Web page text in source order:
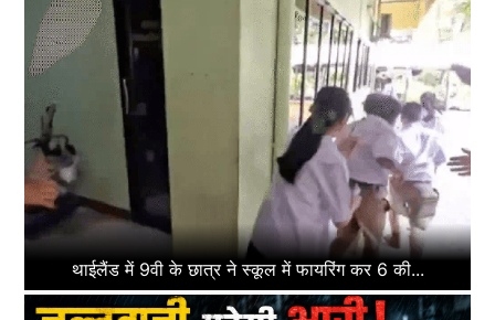
थाईलैंड में 9वी के छात्र ने स्कूल में फायरिंग कर 6 की...